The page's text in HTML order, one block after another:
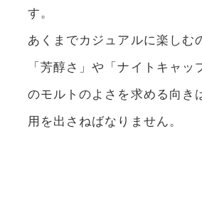
す。
あくまでカジュアルに楽しむ
「芳醇さ」や「ナイトキャ
のモルトのよさを求める向き
用を出さねばなりません。